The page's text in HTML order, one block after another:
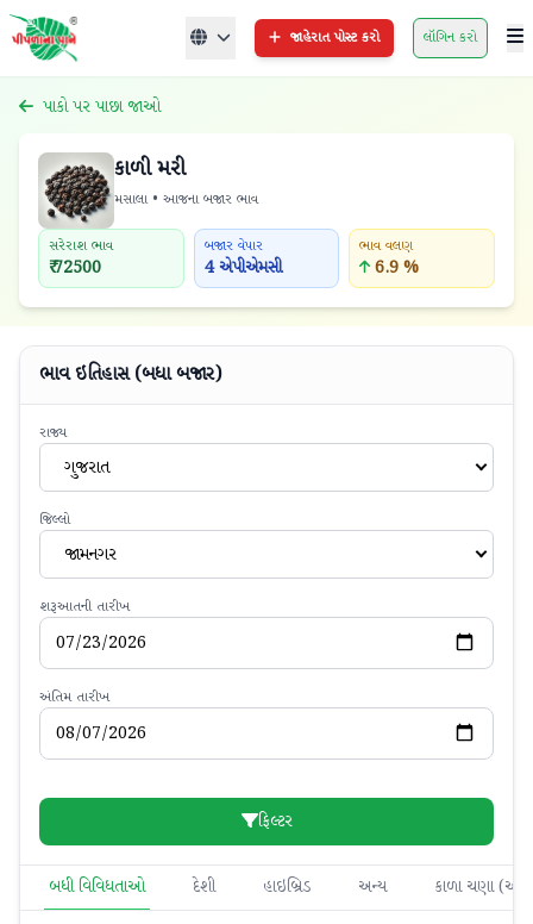
જાહેરાત પોસ્ટ કરો લૉગિન કરો
પાકો પર પાછા જાઓ
કાળી મરી
મસાલા • આજના બજાર ભાવ
સરેરાશ ભાવ
₹ 72500
બજાર વેપાર
4 એપીએમસી
ભાવ વલણ
6.9 %
ભાવ ઇતિહાસ (બધા બજાર)
રાજ્ય
ગુજરાત
જિલ્લો
જામનગર
શરૂઆતની તારીખ
અંતિમ તારીખ
ફિલ્ટર
બધી વિવિધતાઓ દેશી હાઇબ્રિડ અન્ય કાળા ચણા